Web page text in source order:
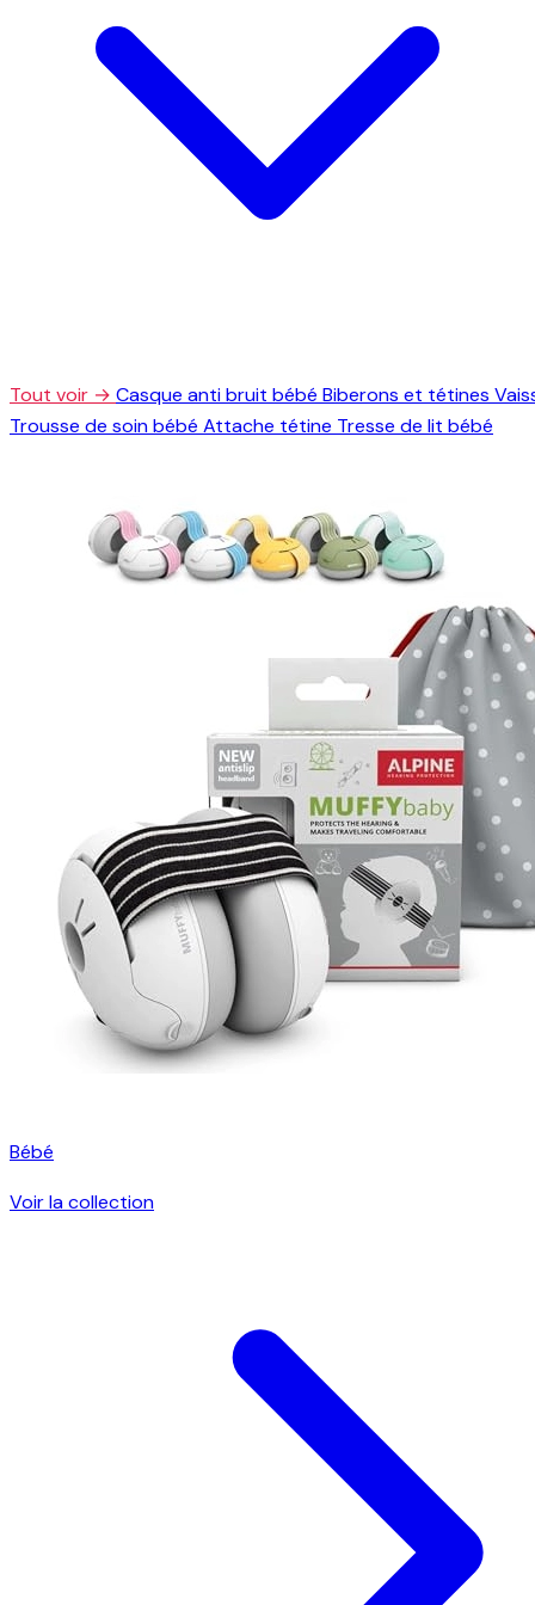
Tout voir → Casque anti bruit bébé Biberons et tétines
Trousse de soin bébé Attache tétine Tresse de lit bébé
Bébé
Voir la collection